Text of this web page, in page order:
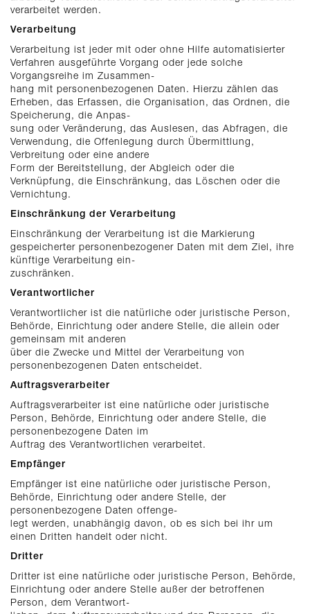
verarbeitet werden.
Verarbeitung
Verarbeitung ist jeder mit oder ohne Hilfe automatisierter
Verfahren ausgeführte Vorgang oder jede solche
Vorgangsreihe im Zusammen-
hang mit personenbezogenen Daten. Hierzu zählen das
Erheben, das Erfassen, die Organisation, das Ordnen, die
Speicherung, die Anpas-
sung oder Veränderung, das Auslesen, das Abfragen, die
Verwendung, die Offenlegung durch Übermittlung,
Verbreitung oder eine andere
Form der Bereitstellung, der Abgleich oder die
Verknüpfung, die Einschränkung, das Löschen oder die
Vernichtung.
Einschränkung der Verarbeitung
Einschränkung der Verarbeitung ist die Markierung
gespeicherter personenbezogener Daten mit dem Ziel, ihre
künftige Verarbeitung ein-
zuschränken.
Verantwortlicher
Verantwortlicher ist die natürliche oder juristische Person,
Behörde, Einrichtung oder andere Stelle, die allein oder
gemeinsam mit anderen
über die Zwecke und Mittel der Verarbeitung von
personenbezogenen Daten entscheidet.
Auftragsverarbeiter
Auftragsverarbeiter ist eine natürliche oder juristische
Person, Behörde, Einrichtung oder andere Stelle, die
personenbezogene Daten im
Auftrag des Verantwortlichen verarbeitet.
Empfänger
Empfänger ist eine natürliche oder juristische Person,
Behörde, Einrichtung oder andere Stelle, der
personenbezogene Daten offenge-
legt werden, unabhängig davon, ob es sich bei ihr um
einen Dritten handelt oder nicht.
Dritter
Dritter ist eine natürliche oder juristische Person, Behörde,
Einrichtung oder andere Stelle außer der betroffenen
Person, dem Verantwort-